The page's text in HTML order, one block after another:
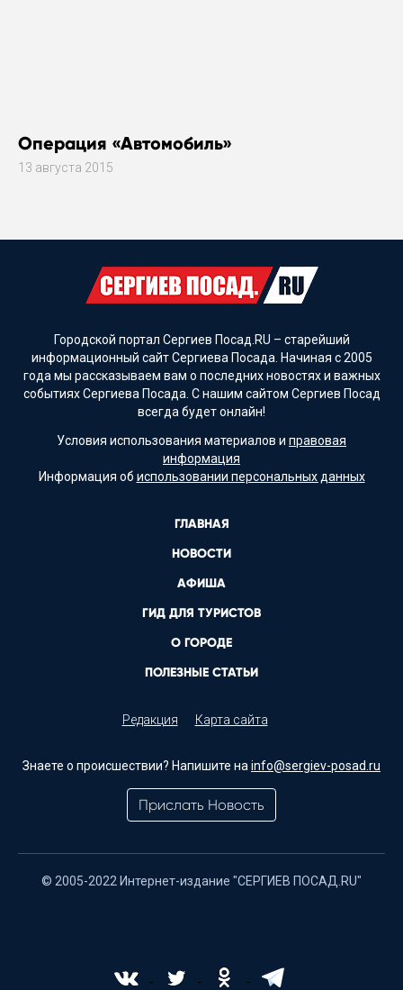
Операция «Автомобиль»
13 августа 2015
Городской портал Сергиев Посад.RU – старейший
информационный сайт Сергиева Посада. Начиная с 2005
года мы рассказываем вам о последних новостях и важных
событиях Сергиева Посада. С нашим сайтом Сергиев Посад
всегда будет онлайн!
Условия использования материалов и правовая
информация
Информация об использовании персональных данных
ГЛАВНАЯ
НОВОСТИ
АФИША
ГИД ДЛЯ ТУРИСТОВ
О ГОРОДЕ
ПОЛЕЗНЫЕ СТАТЬИ
Редакция Карта сайта
Знаете о происшествии? Напишите на info@sergiev-posad.ru
Прислать Новость
© 2005-2022 Интернет-издание "СЕРГИЕВ ПОСАД.RU"